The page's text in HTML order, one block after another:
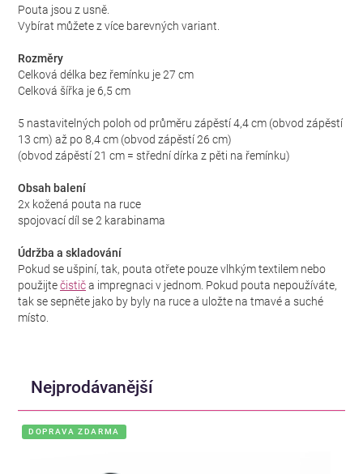
Pouta jsou z usně.
Vybírat můžete z více barevných variant.
Rozměry
Celková délka bez řemínku je 27 cm
Celková šířka je 6,5 cm
5 nastavitelných poloh od průměru zápěstí 4,4 cm (obvod zápěstí
13 cm) až po 8,4 cm (obvod zápěstí 26 cm)
(obvod zápěstí 21 cm = střední dírka z pěti na řemínku)
Obsah balení
2x kožená pouta na ruce
spojovací díl se 2 karabinama
Údržba a skladování
Pokud se ušpiní, tak, pouta otřete pouze vlhkým textilem nebo
použijtečističa impregnaci v jednom. Pokud pouta nepoužíváte,
tak se sepněte jako by byly na ruce a uložte na tmavé a suché
místo.
Nejprodávanější
DOPRAVA ZDARMA